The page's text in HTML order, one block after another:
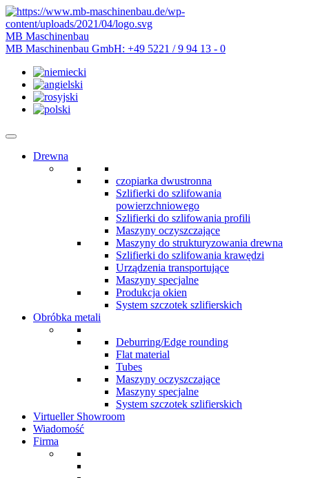
MB Maschinenbau
MB Maschinenbau GmbH: +49 5221 / 9 94 13 - 0
Drewna
czopiarka dwustronna
Szlifierki do szlifowania
powierzchniowego
Szlifierki do szlifowania profili
Maszyny oczyszczające
Maszyny do strukturyzowania drewna
Szlifierki do szlifowania krawędzi
Urządzenia transportujące
Maszyny specjalne
Produkcja okien
System szczotek szlifierskich
Obróbka metali
Deburring/Edge rounding
Flat material
Tubes
Maszyny oczyszczające
Maszyny specjalne
System szczotek szlifierskich
Virtueller Showroom
Wiadomość
Firma